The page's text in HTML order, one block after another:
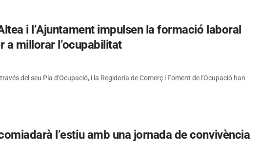
i l’Ajuntament impulsen la formació laboral
a millorar l’ocupabilitat
del seu Pla d'Ocupació, i la Regidoria de Comerç i Foment de l'Ocupació han
l’estiu amb una jornada de convivència